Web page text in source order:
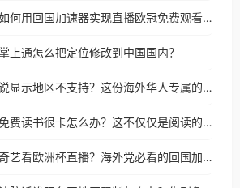
海外党必看：如何用回国加速器实现直播欧冠免费观看？附影视音乐全攻略
上通怎么把定位修改到中国国内？
国外听书旗小说显示地区不支持？这份海外华人专属的国内内容解锁指南请收好
在国外用连尚免费读书很卡怎么办？这不仅仅是阅读的烦恼
韩国怎么用爱奇艺看欧洲杯直播？海外党必看的回国加速全攻略